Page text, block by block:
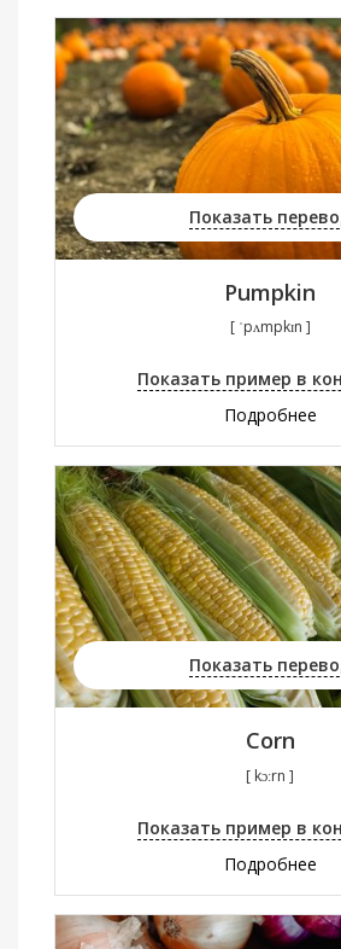
Показать
Pumpkin
[ ˈpʌmpkɪn ]
Показать пример в
Подробнее
Показать
Corn
[ kɔːrn ]
Показать пример в
Подробнее